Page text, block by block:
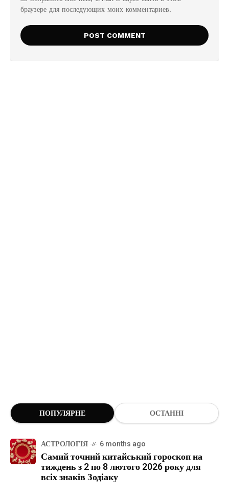
браузере для последующих моих комментариев.
ПОПУЛЯРНЕ ОСТАННІ
АСТРОЛОГІЯ 6 months ago
Самий точний китайський гороскоп на
тиждень з 2 по 8 лютого 2026 року для
всіх знаків Зодіаку